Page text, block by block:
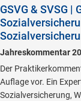
GSVG & SVSG |
Jahreskommentar
Der
Auflage vor. Ein
Sozialversicherung,